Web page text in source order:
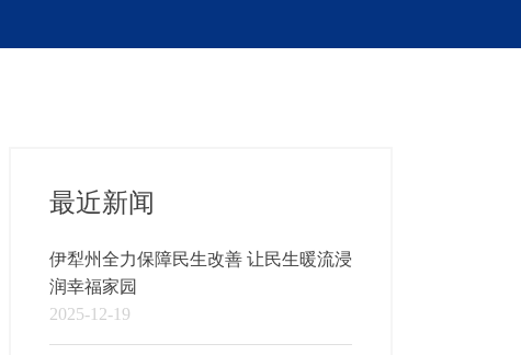
最近新闻
伊犁州全力保障民生改善 让民生暖流浸
润幸福家园
2025-12-19